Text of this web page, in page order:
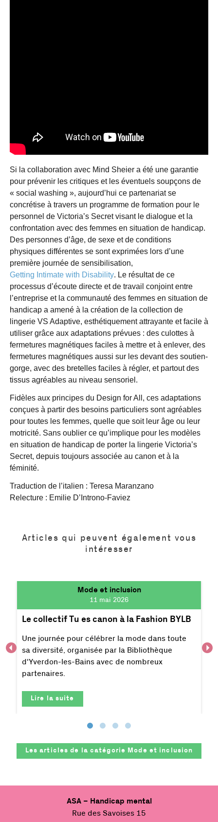
Si la collaboration avec Mind Sheier a été une garantie
pour prévenir les critiques et les éventuels soupçons de
« social washing », aujourd’hui ce partenariat se
concrétise à travers un programme de formation pour le
personnel de Victoria’s Secret visant le dialogue et la
confrontation avec des femmes en situation de handicap.
Des personnes d’âge, de sexe et de conditions
physiques différentes se sont exprimées lors d’une
première journée de sensibilisation,
Getting Intimate with Disability. Le résultat de ce
processus d’écoute directe et de travail conjoint entre
l’entreprise et la communauté des femmes en situation de
handicap a amené à la création de la collection de
lingerie VS Adaptive, esthétiquement attrayante et facile à
utiliser grâce aux adaptations prévues : des culottes à
fermetures magnétiques faciles à mettre et à enlever, des
fermetures magnétiques aussi sur les devant des soutien-
gorge, avec des bretelles faciles à régler, et partout des
tissus agréables au niveau sensoriel.
Fidèles aux principes du Design for All, ces adaptations
conçues à partir des besoins particuliers sont agréables
pour toutes les femmes, quelle que soit leur âge ou leur
motricité. Sans oublier ce qu’implique pour les modèles
en situation de handicap de porter la lingerie Victoria’s
Secret, depuis toujours associée au canon et à la
féminité.
Traduction de l’italien : Teresa Maranzano
Relecture : Emilie D’Introno-Faviez
Articles qui peuvent également vous
intéresser
Mode et inclusion
11 mai 2026
Le collectif Tu es canon à la Fashion BYLB
Une journée pour célébrer la mode dans toute
sa diversité, organisée par la Bibliothèque
d'Yverdon-les-Bains avec de nombreux
partenaires.
Lire la suite
Les articles de la catégorie Mode et inclusion
ASA – Handicap mental
Rue des Savoises 15